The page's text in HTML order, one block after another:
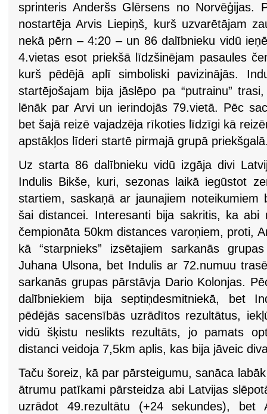
sprinteris Anderšs Glērsens no Norvēģijas.
nostartēja Arvis Liepiņš, kurš uzvarētājam
nekā pērn – 4:20 – un 86 dalībnieku vidū
4.vietas esot priekšā līdzšinējam pasaules
kurš pēdējā aplī simboliski pavizinājās.
startējošajam bija jāslēpo pa “putrainu”
lēnāk par Arvi un ierindojās 79.vietā. Pēc
bet šajā reizē vajadzēja rīkoties līdzīgi kā
apstākļos līderi startē pirmajā grupā
Uz starta 86 dalībnieku vidū izgāja divi
Indulis Bikše, kuri, sezonas laikā iegūstot
startiem, saskaņā ar jaunajiem noteikumiem
šai distancei. Interesanti bija sakritis, ka abi
čempionāta 50km distances varoņiem, proti,
kā “starpnieks” izsētajiem sarkanās
Juhana Ulsona, bet Indulis ar 72.numuu
sarkanās grupas pārstāvja Dario Kolonjas.
dalībniekiem bija septiņdesmitniekā, bet
pēdējās sacensībās uzrādītos rezultātus,
vidū šķistu neslikts rezultāts, jo pamats
distanci veidoja 7,5km aplis, kas bija jāveic
Taču šoreiz, kā par pārsteigumu, sanāca
ātrumu patīkami pārsteidza abi Latvijas
uzrādot 49.rezultātu (+24 sekundes), bet